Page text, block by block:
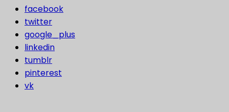
facebook
twitter
google_plus
linkedin
tumblr
pinterest
vk